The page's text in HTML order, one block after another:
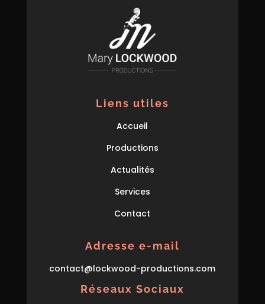
Liens utiles
Accueil
Productions
Actualités
Services
Contact
Adresse e-mail
contact@lockwood-productions.com
Réseaux Sociaux